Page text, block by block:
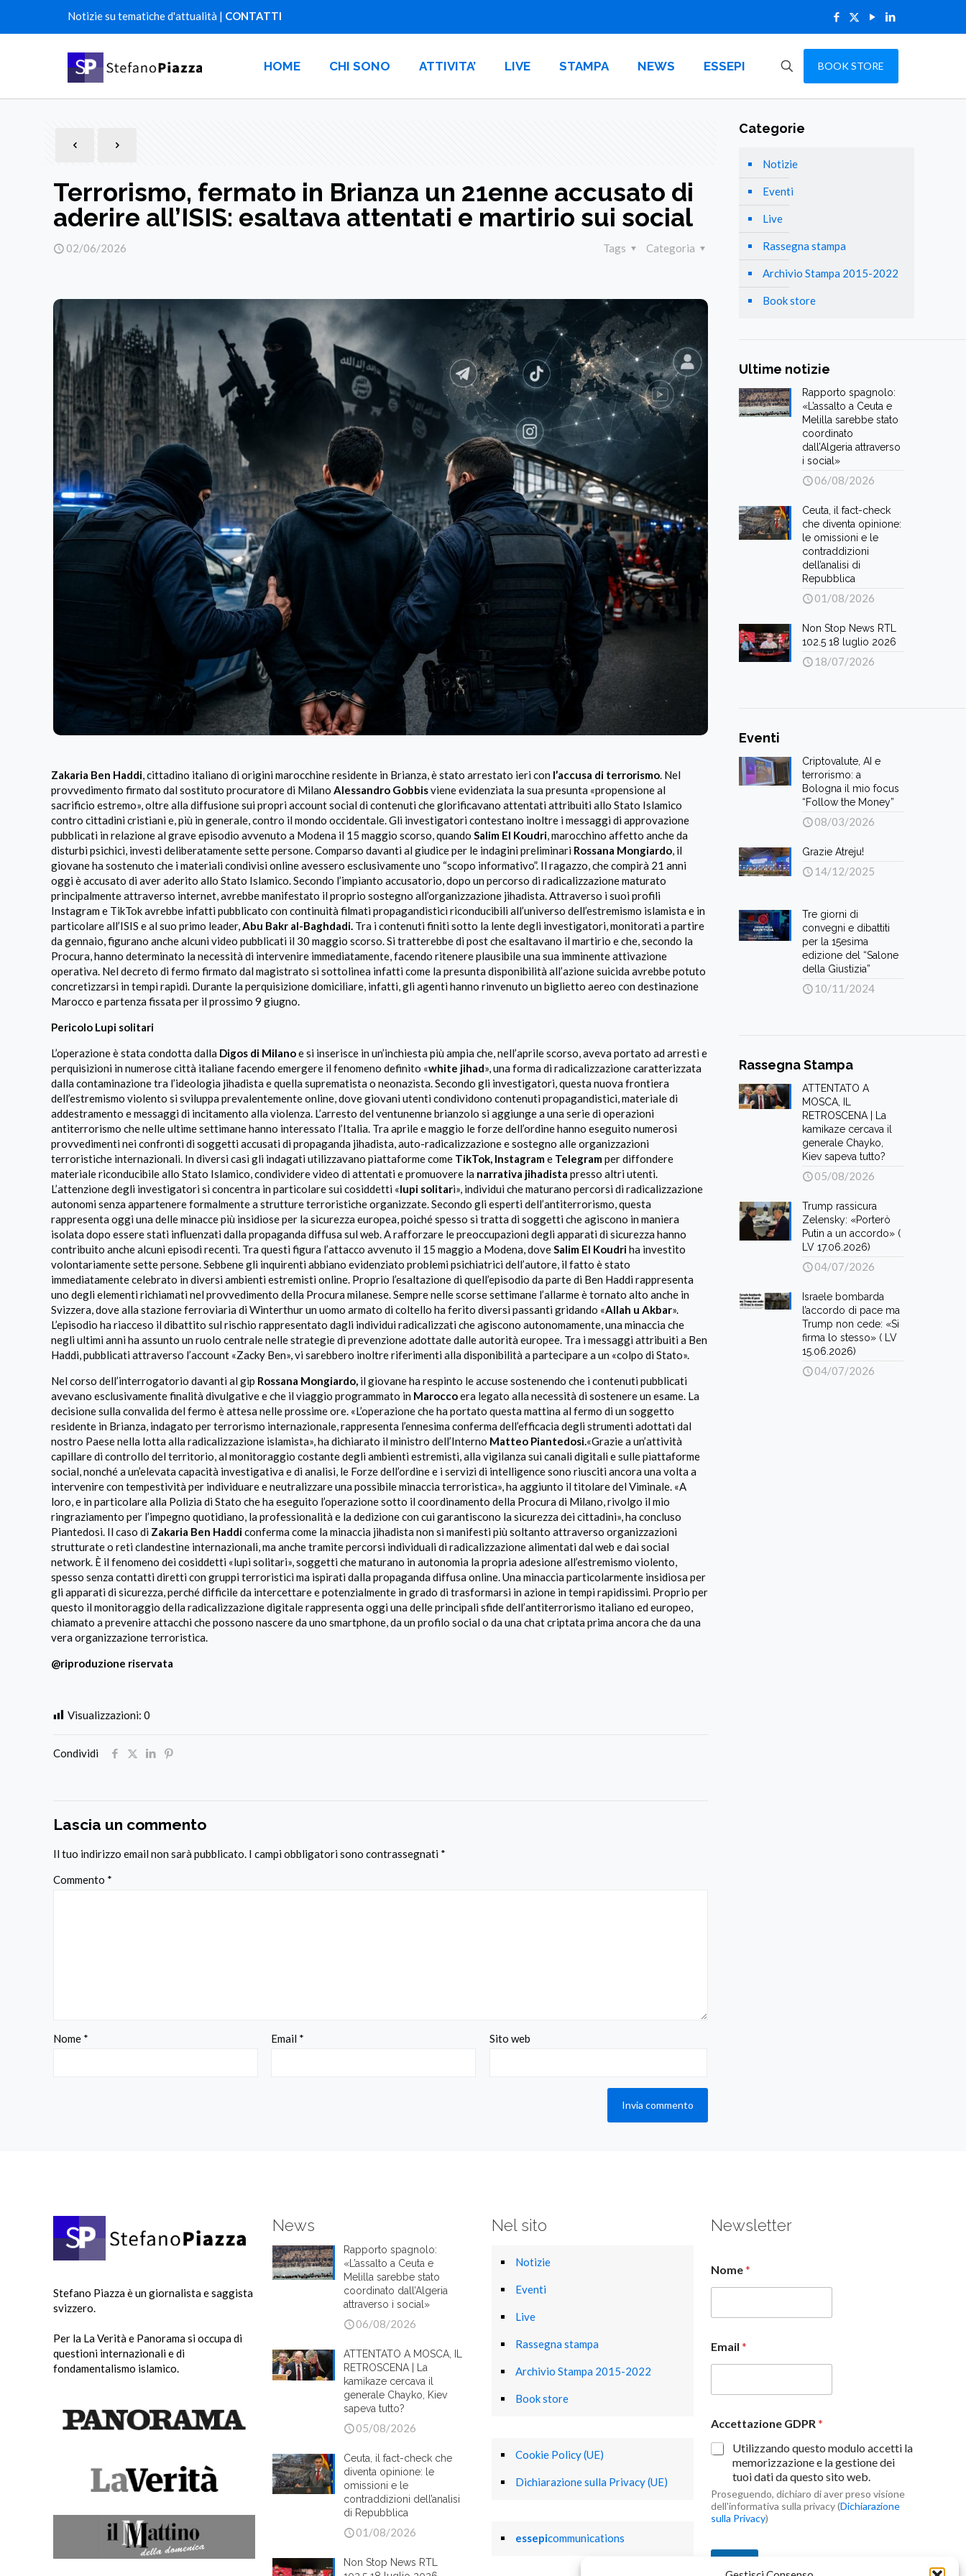
Notizie su tematiche d'attualità | CONTATTI
HOME CHI SONO ATTIVITA’ LIVE STAMPA NEWS ESSEPI BOOK STORE
Terrorismo, fermato in Brianza un 21enne accusato di
aderire all’ISIS: esaltava attentati e martirio sui social
02/06/2026 Categoria
Tags
Zakaria Ben Haddi, cittadino italiano di origini marocchine residente in Brianza, è stato arrestato ieri con l’accusa di terrorismo. Nel
provvedimento firmato dal sostituto procuratore di MilanoAlessandro Gobbisviene evidenziata la sua presunta «propensione al
sacrificio estremo», oltre alla diffusione sui propri account social di contenuti che glorificavano attentati attribuiti allo Stato Islamico
contro cittadini cristiani e, più in generale, contro il mondo occidentale. Gli investigatori contestano inoltre i messaggi di approvazione
pubblicati in relazione al grave episodio avvenuto a Modena il 15 maggio scorso, quandoSalim El Koudri, marocchino affetto anche da
disturbi psichici, investì deliberatamente sette persone. Comparso davanti al giudice per le indagini preliminari Rossana Mongiardo, il
giovane ha sostenuto che i materiali condivisi online avessero esclusivamente uno “scopo informativo”. Il ragazzo, che compirà 21 anni
oggi è accusato di aver aderito allo Stato Islamico. Secondo l’impianto accusatorio, dopo un percorso di radicalizzazione maturato
principalmente attraverso internet, avrebbe manifestato il proprio sostegno all’organizzazione jihadista. Attraverso i suoi profili
Instagram e TikTok avrebbe infatti pubblicato con continuità filmati propagandistici riconducibili all’universo dell’estremismo islamista e in
particolare all’ISIS e al suo primo leader,Abu Bakr al-Baghdadi. Tra i contenuti finiti sotto la lente degli investigatori, monitorati a partire
da gennaio, figurano anche alcuni video pubblicati il 30 maggio scorso. Si tratterebbe di post che esaltavano il martirio e che, secondo la
Procura, hanno determinato la necessità di intervenire immediatamente, facendo ritenere plausibile una sua imminente attivazione
operativa. Nel decreto di fermo firmato dal magistrato si sottolinea infatti come la presunta disponibilità all’azione suicida avrebbe potuto
concretizzarsi in tempi rapidi. Durante la perquisizione domiciliare, infatti, gli agenti hanno rinvenuto un biglietto aereo con destinazione
Marocco e partenza fissata per il prossimo 9 giugno.
Pericolo Lupi solitari
L’operazione è stata condotta dalla Digos di Milanoe si inserisce in un’inchiesta più ampia che, nell’aprile scorso, aveva portato ad arresti e
perquisizioni in numerose città italiane facendo emergere il fenomeno definito «white jihad», una forma di radicalizzazione caratterizzata
dalla contaminazione tra l’ideologia jihadista e quella suprematista o neonazista. Secondo gli investigatori, questa nuova frontiera
dell’estremismo violento si sviluppa prevalentemente online, dove giovani utenti condividono contenuti propagandistici, materiale di
addestramento e messaggi di incitamento alla violenza. L’arresto del ventunenne brianzolo si aggiunge a una serie di operazioni
antiterrorismo che nelle ultime settimane hanno interessato l’Italia. Tra aprile e maggio le forze dell’ordine hanno eseguito numerosi
provvedimenti nei confronti di soggetti accusati di propaganda jihadista, auto-radicalizzazione e sostegno alle organizzazioni
terroristiche internazionali. In diversi casi gli indagati utilizzavano piattaforme come TikTok, Instagrame Telegramper diffondere
materiale riconducibile allo Stato Islamico, condividere video di attentati e promuovere la narrativa jihadista presso altri utenti.
L’attenzione degli investigatori si concentra in particolare sui cosiddetti «lupi solitari», individui che maturano percorsi di radicalizzazione
autonomi senza appartenere formalmente a strutture terroristiche organizzate. Secondo gli esperti dell’antiterrorismo, questa
rappresenta oggi una delle minacce più insidiose per la sicurezza europea, poiché spesso si tratta di soggetti che agiscono in maniera
isolata dopo essere stati influenzati dalla propaganda diffusa sul web. A rafforzare le preoccupazioni degli apparati di sicurezza hanno
contribuito anche alcuni episodi recenti. Tra questi figura l’attacco avvenuto il 15 maggio a Modena, doveSalim El Koudriha investito
volontariamente sette persone. Sebbene gli inquirenti abbiano evidenziato problemi psichiatrici dell’autore, il fatto è stato
immediatamente celebrato in diversi ambienti estremisti online. Proprio l’esaltazione di quell’episodio da parte di Ben Haddi rappresenta
uno degli elementi richiamati nel provvedimento della Procura milanese. Sempre nelle scorse settimane l’allarme è tornato alto anche in
Svizzera, dove alla stazione ferroviaria di Winterthur un uomo armato di coltello ha ferito diversi passanti gridando «Allah u Akbar».
L’episodio ha riacceso il dibattito sul rischio rappresentato dagli individui radicalizzati che agiscono autonomamente, una minaccia che
negli ultimi anni ha assunto un ruolo centrale nelle strategie di prevenzione adottate dalle autorità europee. Tra i messaggi attribuiti a Ben
Haddi, pubblicati attraverso l’account «Zacky Ben», vi sarebbero inoltre riferimenti alla disponibilità a partecipare a un «colpo di Stato».
Nel corso dell’interrogatorio davanti al gip Rossana Mongiardo, il giovane ha respinto le accuse sostenendo che i contenuti pubblicati
avevano esclusivamente finalità divulgative e che il viaggio programmato in Maroccoera legato alla necessità di sostenere un esame. La
decisione sulla convalida del fermo è attesa nelle prossime ore. «L’operazione che ha portato questa mattina al fermo di un soggetto
residente in Brianza, indagato per terrorismo internazionale, rappresenta l’ennesima conferma dell’efficacia degli strumenti adottati dal
nostro Paese nella lotta alla radicalizzazione islamista», ha dichiarato il ministro dell’Interno Matteo Piantedosi.«Grazie a un’attività
capillare di controllo del territorio, al monitoraggio costante degli ambienti estremisti, alla vigilanza sui canali digitali e sulle piattaforme
social, nonché a un’elevata capacità investigativa e di analisi, le Forze dell’ordine e i servizi di intelligence sono riusciti ancora una volta a
intervenire con tempestività per individuare e neutralizzare una possibile minaccia terroristica», ha aggiunto il titolare del Viminale. «A
loro, e in particolare alla Polizia di Stato che ha eseguito l’operazione sotto il coordinamento della Procura di Milano, rivolgo il mio
ringraziamento per l’impegno quotidiano, la professionalità e la dedizione con cui garantiscono la sicurezza dei cittadini», ha concluso
Piantedosi. Il caso di Zakaria Ben Haddiconferma come la minaccia jihadista non si manifesti più soltanto attraverso organizzazioni
strutturate o reti clandestine internazionali, ma anche tramite percorsi individuali di radicalizzazione alimentati dal web e dai social
network. È il fenomeno dei cosiddetti «lupi solitari», soggetti che maturano in autonomia la propria adesione all’estremismo violento,
spesso senza contatti diretti con gruppi terroristici ma ispirati dalla propaganda diffusa online. Una minaccia particolarmente insidiosa per
gli apparati di sicurezza, perché difficile da intercettare e potenzialmente in grado di trasformarsi in azione in tempi rapidissimi. Proprio per
questo il monitoraggio della radicalizzazione digitale rappresenta oggi una delle principali sfide dell’antiterrorismo italiano ed europeo,
chiamato a prevenire attacchi che possono nascere da uno smartphone, da un profilo social o da una chat criptata prima ancora che da una
vera organizzazione terroristica.
@riproduzione riservata
Visualizzazioni: 0
Condividi
Lascia un commento
Il tuo indirizzo email non sarà pubblicato. I campi obbligatori sono contrassegnati *
Commento *
Nome * Email * Sito web
Categorie
Notizie
Eventi
Live
Rassegna stampa
Archivio Stampa 2015-2022
Book store
Ultime notizie
Rapporto spagnolo:
«L’assalto a Ceuta e
Melilla sarebbe stato
coordinato
dall’Algeria attraverso
i social»
06/08/2026
Ceuta, il fact-check
che diventa opinione:
le omissioni e le
contraddizioni
dell’analisi di
Repubblica
01/08/2026
Non Stop News RTL
102.5 18 luglio 2026
18/07/2026
Eventi
Criptovalute, AI e
terrorismo: a
Bologna il mio focus
“Follow the Money”
08/03/2026
Grazie Atreju!
14/12/2025
Tre giorni di
convegni e dibattiti
per la 15esima
edizione del “Salone
della Giustizia”
10/11/2024
Rassegna Stampa
ATTENTATO A
MOSCA, IL
RETROSCENA | La
kamikaze cercava il
generale Chayko,
Kiev sapeva tutto?
05/08/2026
Trump rassicura
Zelensky: «Porterò
Putin a un accordo» (
LV 17.06.2026)
04/07/2026
Israele bombarda
l’accordo di pace ma
Trump non cede: «Si
firma lo stesso» ( LV
15.06.2026)
04/07/2026
Stefano Piazza è un giornalista e saggista
svizzero.
Per la La Verità e Panorama si occupa di
questioni internazionali e di
fondamentalismo islamico.
News
Rapporto spagnolo:
«L’assalto a Ceuta e
Melilla sarebbe stato
coordinato dall’Algeria
attraverso i social»
06/08/2026
ATTENTATO A MOSCA, IL
RETROSCENA | La
kamikaze cercava il
generale Chayko, Kiev
sapeva tutto?
05/08/2026
Ceuta, il fact-check che
diventa opinione: le
omissioni e le
contraddizioni dell’analisi
di Repubblica
01/08/2026
Non Stop News RTL
Nel sito
Notizie
Eventi
Live
Rassegna stampa
Archivio Stampa 2015-2022
Book store
Cookie Policy (UE)
Dichiarazione sulla Privacy (UE)
essepicommunications
Newsletter
Nome*
Email *
Accettazione GDPR*
Utilizzando questo modulo accetti la
memorizzazione e la gestione dei
tuoi dati da questo sito web.
Proseguendo, dichiaro di aver preso visione
dell'informativa sulla privacy (Dichiarazione
sulla Privacy)